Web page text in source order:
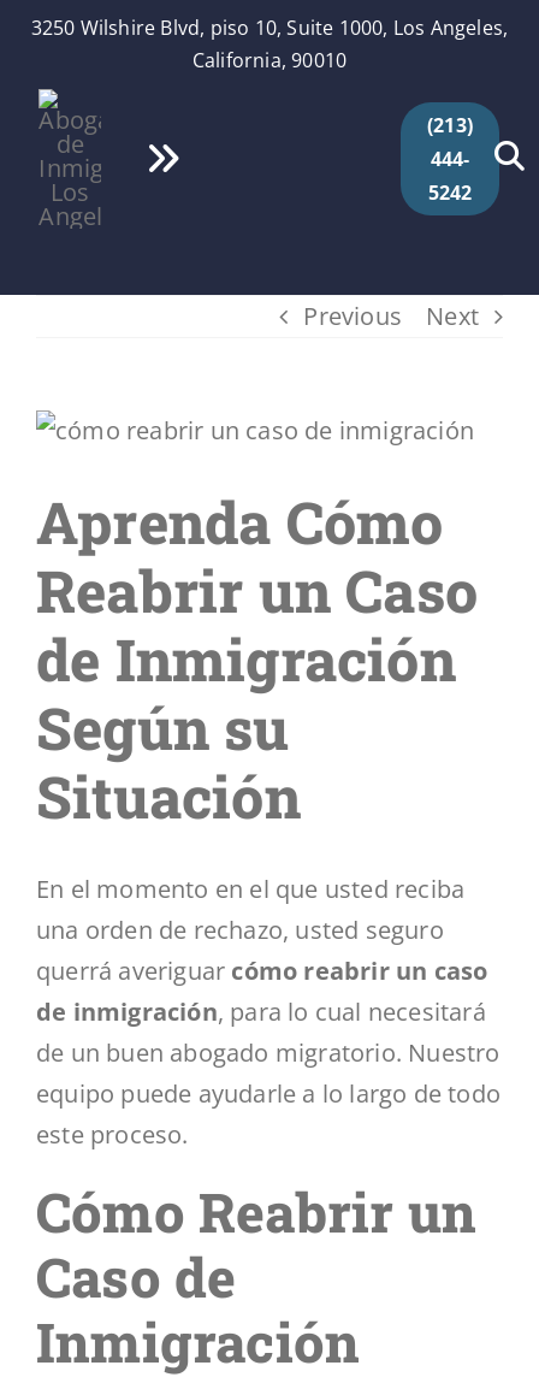
Skip
content
3250 Wilshire Blvd, piso 10, Suite 1000, Los Angeles,
California, 90010
Toggle
Inicio
Segmentos
Contáctenos
(213)
444-
5242
Previous Next
View
Image
Aprenda Cómo
Reabrir un Caso
de Inmigración
Según su
Situación
En el momento en el que usted reciba
una orden de rechazo, usted seguro
querrá averiguar cómo reabrir un caso
de inmigración, para lo cual necesitará
de un buen abogado migratorio. Nuestro
equipo puede ayudarle a lo largo de todo
este proceso.
Cómo Reabrir un
Caso de
Inmigración